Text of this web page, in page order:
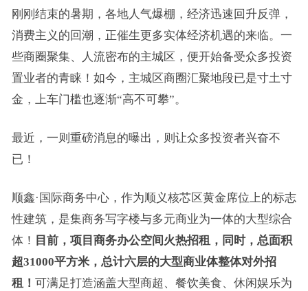
刚刚结束的暑期，各地人气爆棚，经济迅速回升反弹，
消费主义的回潮，正催生更多实体经济机遇的来临。一
些商圈聚集、人流密布的主城区，便开始备受众多投资
置业者的青睐！如今，主城区商圈汇聚地段已是寸土寸
金，上车门槛也逐渐“高不可攀”。
最近，一则重磅消息的曝出，则让众多投资者兴奋不
已！
顺鑫·国际商务中心，作为顺义核芯区黄金席位上的标志
性建筑，是集商务写字楼与多元商业为一体的大型综合
体！ 目前，项目商务办公空间火热招租，同时，总面积
超31000平方米，总计六层的大型商业体整体对外招
租！ 可满足打造涵盖大型商超、餐饮美食、休闲娱乐为